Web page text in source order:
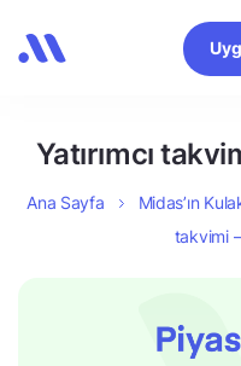
Yatırımcı
Ana Sayfa Midas’ın
takvimi